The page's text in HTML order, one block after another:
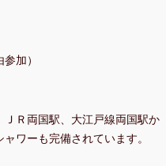
加）
Ｒ両国駅、大江戸線両国駅か
ワーも完備されています。